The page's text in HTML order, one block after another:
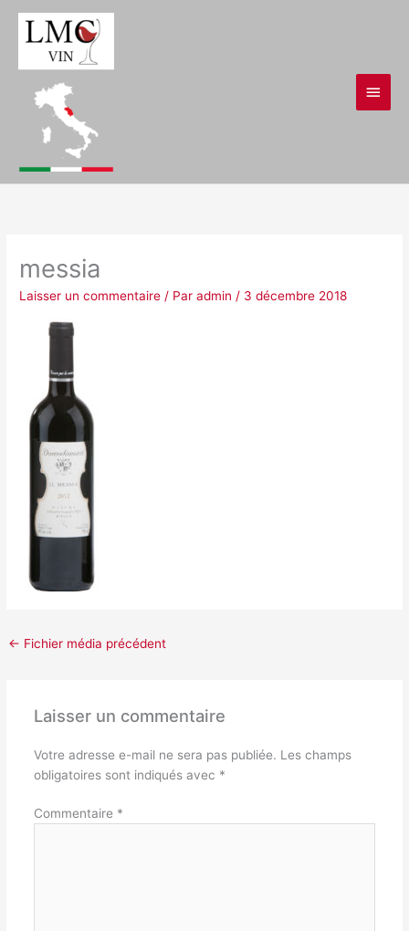
messia
Laisser un commentaire / Paradmin / 3 décembre 2018
← Fichier média précédent
Laisser un commentaire
Votre adresse e-mail ne sera pas publiée. Les champs
obligatoires sont indiqués avec *
Commentaire *